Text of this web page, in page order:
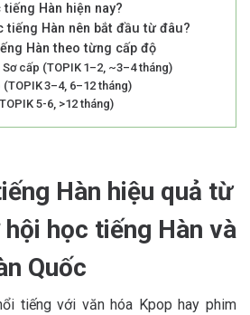
tiếng Hàn hiện nay?
tiếng Hàn nên bắt đầu từ đâu?
Hàn theo từng cấp độ
cấp (TOPIK 1–2, ~3–4 tháng)
3–4, 6–12 tháng)
5-6, >12 tháng)
Hàn hiệu quả từ
học tiếng Hàn và
Quốc
tiếng với văn hóa Kpop hay phim